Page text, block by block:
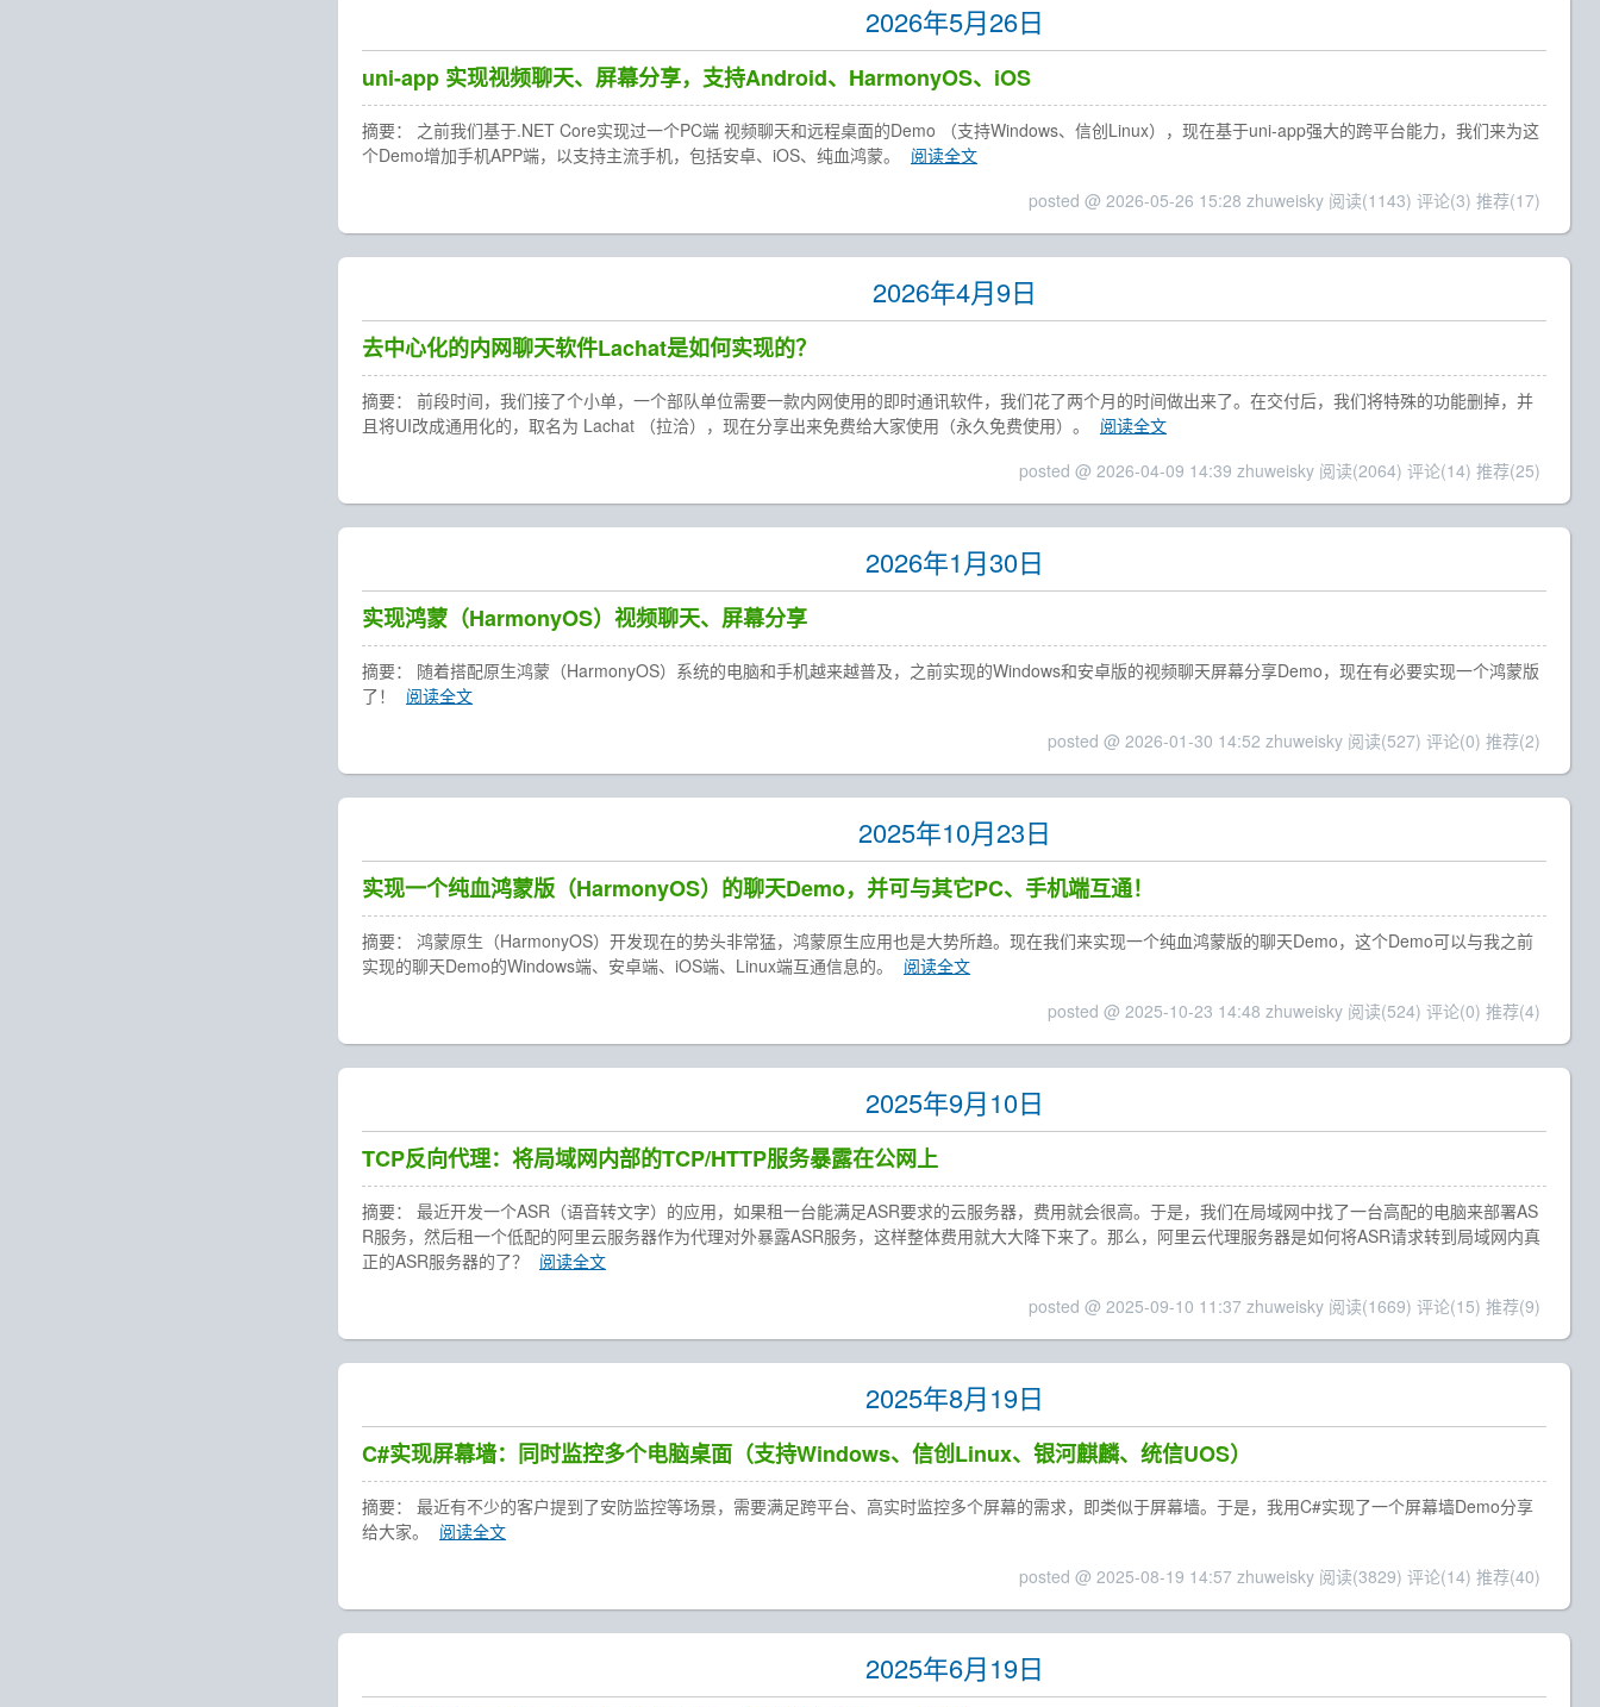
2026年5月26日
uni-app 实现视频聊天、屏幕分享，支持Android、HarmonyOS、iOS
摘要： 之前我们基于.NET Core实现过一个PC端 视频聊天和远程桌面的Demo （支持Windows、信创Linux），现在基于uni-app强大的跨平台能力，我们来为这
个Demo增加手机APP端，以支持主流手机，包括安卓、iOS、纯血鸿蒙。
阅读全文
posted @ 2026-05-26 15:28 zhuweisky 阅读(1143) 评论(3) 推荐(17)
2026年4月9日
去中心化的内网聊天软件Lachat是如何实现的？
摘要： 前段时间，我们接了个小单，一个部队单位需要一款内网使用的即时通讯软件，我们花了两个月的时间做出来了。在交付后，我们将特殊的功能删掉，并
且将UI改成通用化的，取名为 Lachat （拉洽），现在分享出来免费给大家使用（永久免费使用）。
阅读全文
posted @ 2026-04-09 14:39 zhuweisky 阅读(2064) 评论(14) 推荐(25)
2026年1月30日
实现鸿蒙（HarmonyOS）视频聊天、屏幕分享
摘要： 随着搭配原生鸿蒙（HarmonyOS）系统的电脑和手机越来越普及，之前实现的Windows和安卓版的视频聊天屏幕分享Demo，现在有必要实现一个鸿蒙版
了！
阅读全文
posted @ 2026-01-30 14:52 zhuweisky 阅读(527) 评论(0) 推荐(2)
2025年10月23日
实现一个纯血鸿蒙版（HarmonyOS）的聊天Demo，并可与其它PC、手机端互通！
摘要： 鸿蒙原生（HarmonyOS）开发现在的势头非常猛，鸿蒙原生应用也是大势所趋。现在我们来实现一个纯血鸿蒙版的聊天Demo，这个Demo可以与我之前
实现的聊天Demo的Windows端、安卓端、iOS端、Linux端互通信息的。
阅读全文
posted @ 2025-10-23 14:48 zhuweisky 阅读(524) 评论(0) 推荐(4)
2025年9月10日
TCP反向代理：将局域网内部的TCP/HTTP服务暴露在公网上
摘要： 最近开发一个ASR（语音转文字）的应用，如果租一台能满足ASR要求的云服务器，费用就会很高。于是，我们在局域网中找了一台高配的电脑来部署AS
R服务，然后租一个低配的阿里云服务器作为代理对外暴露ASR服务，这样整体费用就大大降下来了。那么，阿里云代理服务器是如何将ASR请求转到局域网内真
正的ASR服务器的了？
阅读全文
posted @ 2025-09-10 11:37 zhuweisky 阅读(1669) 评论(15) 推荐(9)
2025年8月19日
C#实现屏幕墙：同时监控多个电脑桌面（支持Windows、信创Linux、银河麒麟、统信UOS）
摘要： 最近有不少的客户提到了安防监控等场景，需要满足跨平台、高实时监控多个屏幕的需求，即类似于屏幕墙。于是，我用C#实现了一个屏幕墙Demo分享
给大家。
阅读全文
posted @ 2025-08-19 14:57 zhuweisky 阅读(3829) 评论(14) 推荐(40)
2025年6月19日